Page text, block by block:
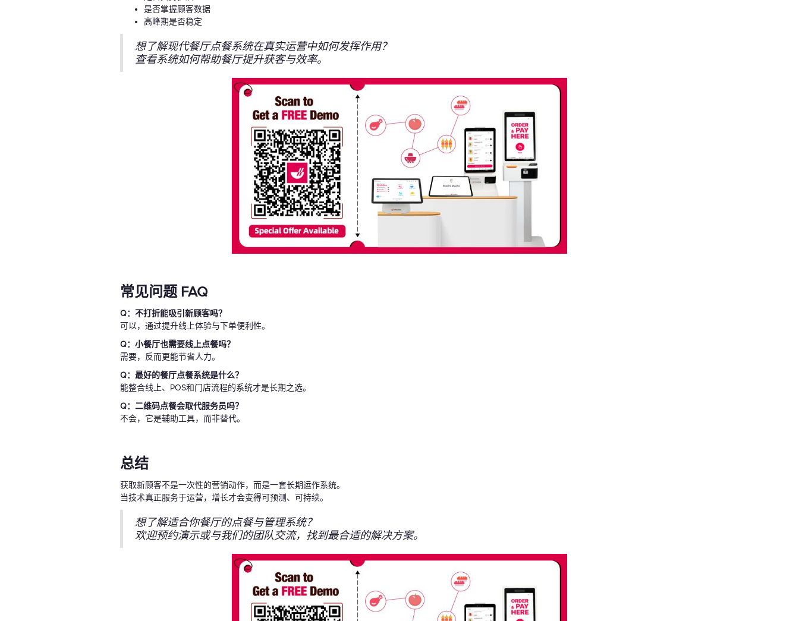
是否掌握顾客数据
高峰期是否稳定
想了解现代餐厅点餐系统在真实运营中如何发挥作用？
查看系统如何帮助餐厅提升获客与效率。
常见问题 FAQ
Q：不打折能吸引新顾客吗？
可以，通过提升线上体验与下单便利性。
Q：小餐厅也需要线上点餐吗？
需要，反而更能节省人力。
Q：最好的餐厅点餐系统是什么？
能整合线上、POS和门店流程的系统才是长期之选。
Q：二维码点餐会取代服务员吗？
不会，它是辅助工具，而非替代。
总结
获取新顾客不是一次性的营销动作，而是一套长期运作系统。
当技术真正服务于运营，增长才会变得可预测、可持续。
想了解适合你餐厅的点餐与管理系统？
欢迎预约演示或与我们的团队交流，找到最合适的解决方案。